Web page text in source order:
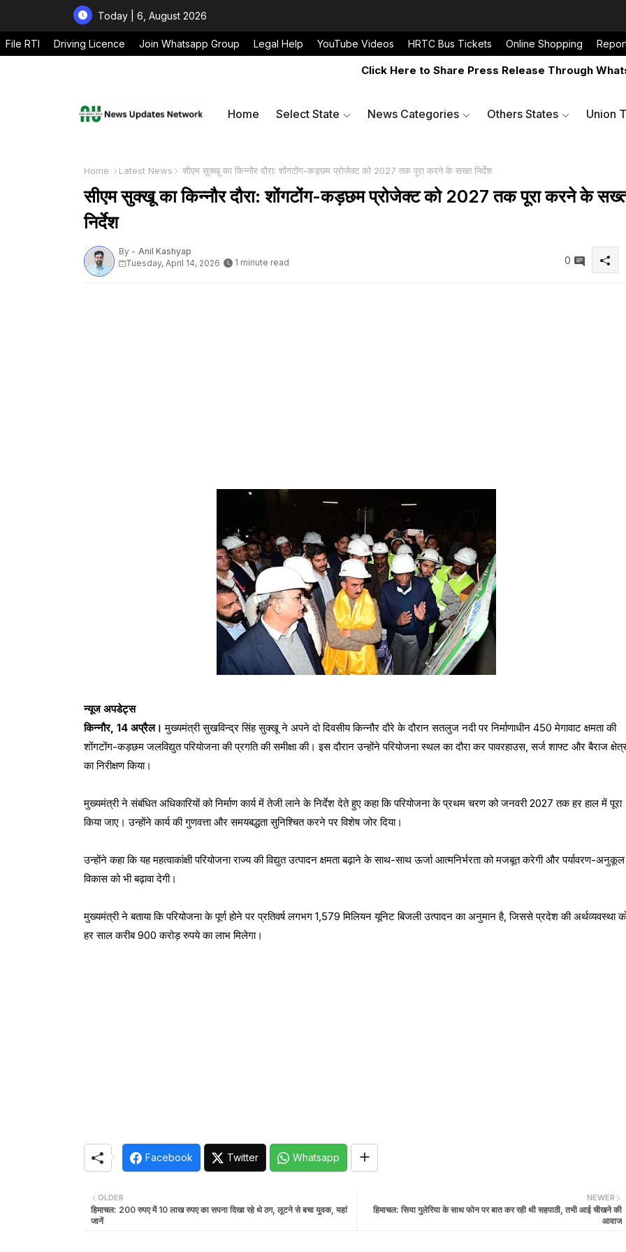
Today | 6, August 2026
File RTI Driving Licence Join Whatsapp Group Legal Help YouTube Videos HRTC Bus Tickets Online Shopping
Click Here to Share Press Release Through
Home Select State News Categories Others States Union
Home Latest News सीएम सुक्खू का किन्नौर दौरा: शोंगटोंग-कड़छम प्रोजेक्ट को 2027 तक पूरा करने के सख्त निर्देश
सीएम सुक्खू का किन्नौर दौरा: शोंगटोंग-कड़छम प्रोजेक्ट को 2027 तक पूरा करने के
निर्देश
By - Anil Kashyap
Tuesday, April 14, 2026
1 minute read 0
न्यूज अपडेट्स
किन्नौर, 14 अप्रैल।मुख्यमंत्री सुखविन्द्र सिंह सुक्खू ने अपने दो दिवसीय किन्नौर दौरे के दौरान सतलुज नदी पर निर्माणाधीन 450 मेगावाट क्षमता की
शोंगटोंग-कड़छम जलविद्युत परियोजना की प्रगति की समीक्षा की। इस दौरान उन्होंने परियोजना स्थल का दौरा कर पावरहाउस, सर्ज शाफ्ट और बैराज
का निरीक्षण किया।
मुख्यमंत्री ने संबंधित अधिकारियों को निर्माण कार्य में तेजी लाने के निर्देश देते हुए कहा कि परियोजना के प्रथम चरण को जनवरी 2027 तक हर हाल में पूरा
किया जाए। उन्होंने कार्य की गुणवत्ता और समयबद्धता सुनिश्चित करने पर विशेष जोर दिया।
उन्होंने कहा कि यह महत्वाकांक्षी परियोजना राज्य की विद्युत उत्पादन क्षमता बढ़ाने के साथ-साथ ऊर्जा आत्मनिर्भरता को मजबूत करेगी और पर्यावरण-अनुकूल
विकास को भी बढ़ावा देगी।
मुख्यमंत्री ने बताया कि परियोजना के पूर्ण होने पर प्रतिवर्ष लगभग 1,579 मिलियन यूनिट बिजली उत्पादन का अनुमान है, जिससे प्रदेश की अर्थव्यवस्था
हर साल करीब 900 करोड़ रुपये का लाभ मिलेगा।
Facebook Twitter Whatsapp
NEWER
हिमाचल: सिया गुलेरिया के साथ फोन पर बात कर रही थी सहपाठी, तभी आई चीखने की
आवाज
OLDER
हिमाचल: 200 रुपए में 10 लाख रुपए का सपना दिखा रहे थे ठग, लूटने से बचा युवक, यहां
जानें